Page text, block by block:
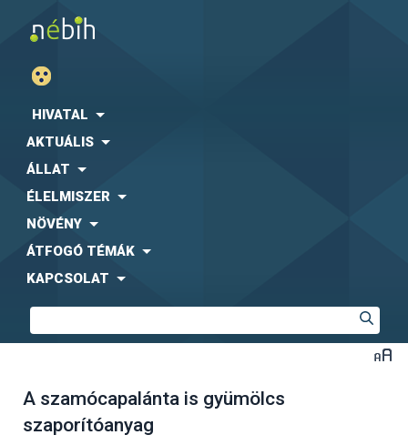
HIVATAL
AKTUÁLIS
ÁLLAT
ÉLELMISZER
NÖVÉNY
ÁTFOGÓ TÉMÁK
KAPCSOLAT
A szamócapalánta is gyümölcs
szaporítóanyag